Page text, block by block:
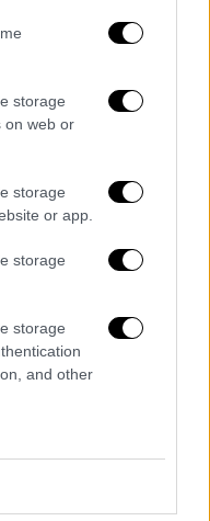
storage
on web or
storage
or app.
storage
storage
and other
μια
χώρας